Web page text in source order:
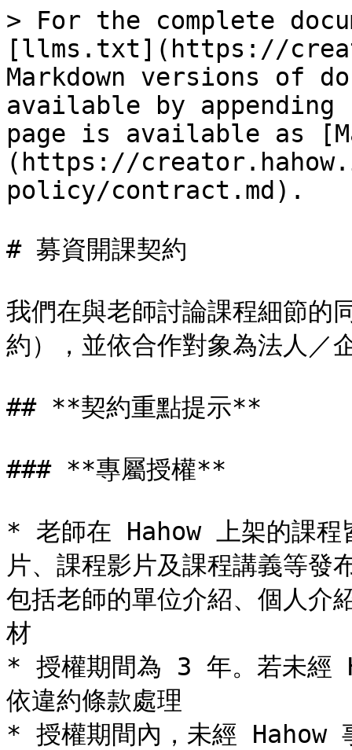
> For the complete
[llms.txt](https://
Markdown versions of
available by
page is available as
(https://
policy/contract.md).
# 募資開課契約
我們在與老師討論課程細節的
約），並依合作對象為法人／
## **契約重點提示**
### **專屬授權**
* 老師在 Hahow 上架的課程
片、課程影片及課程講義等
包括老師的單位介紹、個人介
材
* 授權期間為 3 年。若未經
依違約條款處理
* 授權期間內，未經 Hahow